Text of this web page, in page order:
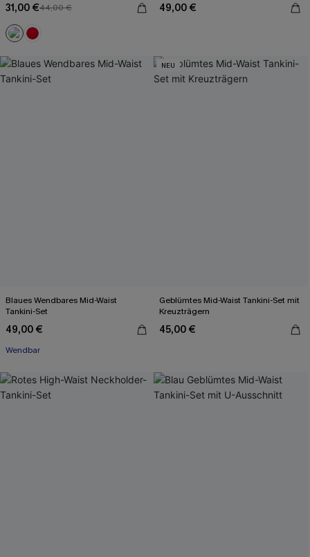
31,00 €44,00 € 49,00 €
Blaues Wendbares Mid-Waist
Tankini-Set
49,00 €
Wendbar
NEU
Geblümtes Mid-Waist Tankini-Set mit
Kreuzträgern
45,00 €